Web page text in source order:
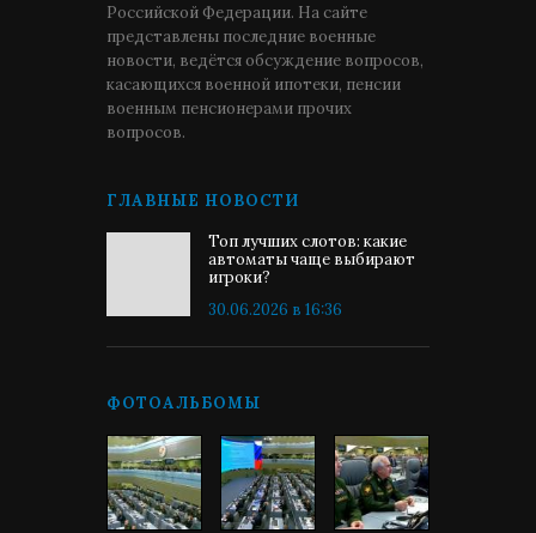
Российской Федерации. На сайте
представлены последние военные
новости, ведётся обсуждение вопросов,
касающихся военной ипотеки, пенсии
военным пенсионерами прочих
вопросов.
ГЛАВНЫЕ НОВОСТИ
Топ лучших слотов: какие
автоматы чаще выбирают
игроки?
30.06.2026 в 16:36
ФОТОАЛЬБОМЫ